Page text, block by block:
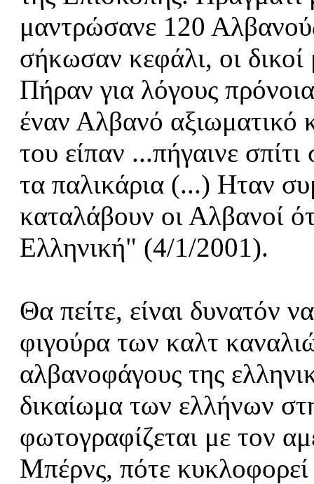
μαντρώσανε 120
σήκωσαν κεφάλι, οι
Πήραν για λόγους
έναν Αλβανό αξιωματικό
του είπαν ...πήγαινε
τα παλικάρια (...) Ηταν
καταλάβουν οι Αλβανοί
Ελληνική" (4/1/2001).
Θα πείτε, είναι δυνατόν
φιγούρα των καλτ
αλβανοφάγους της
δικαίωμα των ελλήνων
φωτογραφίζεται με τον
Μπέρνς, πότε